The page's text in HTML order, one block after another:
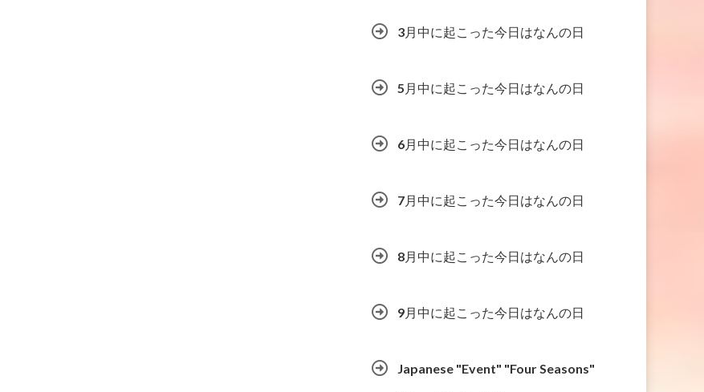
3月中に起こった今日はなんの日
5月中に起こった今日はなんの日
6月中に起こった今日はなんの日
7月中に起こった今日はなんの日
8月中に起こった今日はなんの日
9月中に起こった今日はなんの日
Japanese "Event" "Four Seasons"